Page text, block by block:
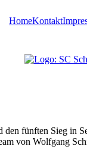
HomeKontakt
fünften Sieg in
von Wolfgang